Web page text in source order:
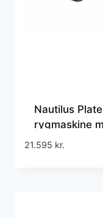
Nautilus
rygmaskine
design og
21.595 kr.